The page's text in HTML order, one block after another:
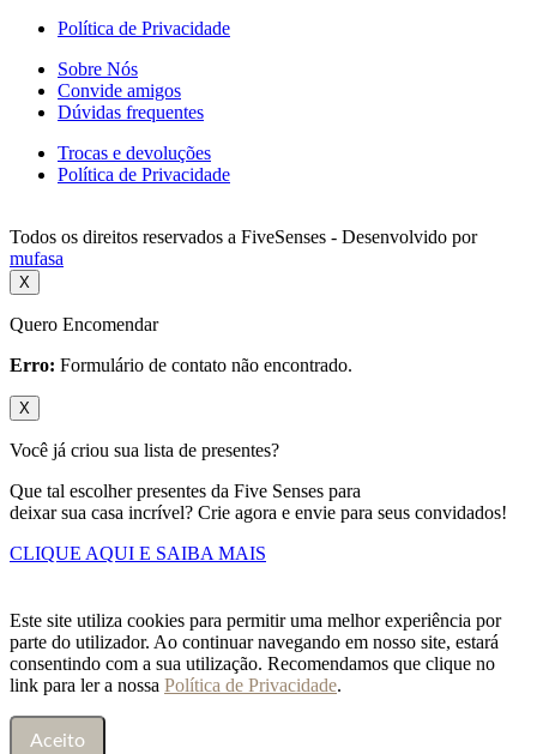
Política de Privacidade
Sobre Nós
Convide amigos
Dúvidas frequentes
Trocas e devoluções
Política de Privacidade
Todos os direitos reservados a FiveSenses - Desenvolvido por
mufasa
X
Quero Encomendar
Erro: Formulário de contato não encontrado.
X
Você já criou sua lista de presentes?
Que tal escolher presentes da Five Senses para
deixar sua casa incrível? Crie agora e envie para seus convidados!
CLIQUE AQUI E SAIBA MAIS
Este site utiliza cookies para permitir uma melhor experiência por
parte do utilizador. Ao continuar navegando em nosso site, estará
consentindo com a sua utilização. Recomendamos que clique no
link para ler a nossa Política de Privacidade.
Aceito